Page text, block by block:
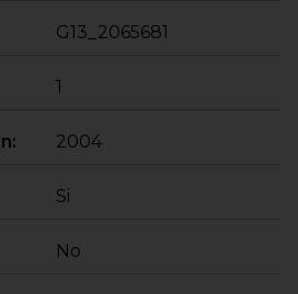
G13_2065681
1
: 2004
Si
No